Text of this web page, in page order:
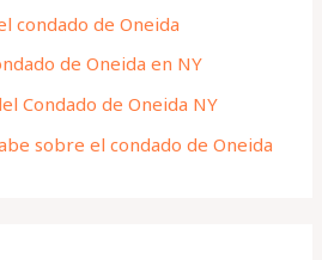
condado de Oneida
de Oneida en NY
Condado de Oneida NY
sobre el condado de Oneida